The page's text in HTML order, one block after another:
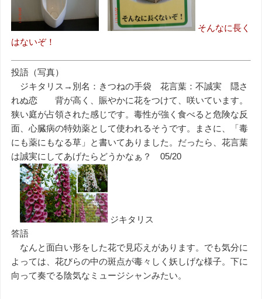
そんなに長く
はないぞ！
投語（写真）
ジキタリス→別名：きつねの手袋 花言葉：不誠実 隠さ
れぬ恋 背が高く、賑やかに花をつけて、咲いています。
狭い庭が占領された感じです。毒性が強く食べると危険な反
面、心臓病の特効薬として使われるそうです。まさに、「毒
にも薬にもなる草」と書いてありました。だったら、花言葉
は誠実にしてあげたらどうかなぁ？ 05/20
ジキタリス
答語
なんと面白い形をした花で見応えがあります。でも気分に
よっては、花びらの中の斑点が毒々しく妖しげな様子。下に
向って奏でる陰気なミュージシャンみたい。